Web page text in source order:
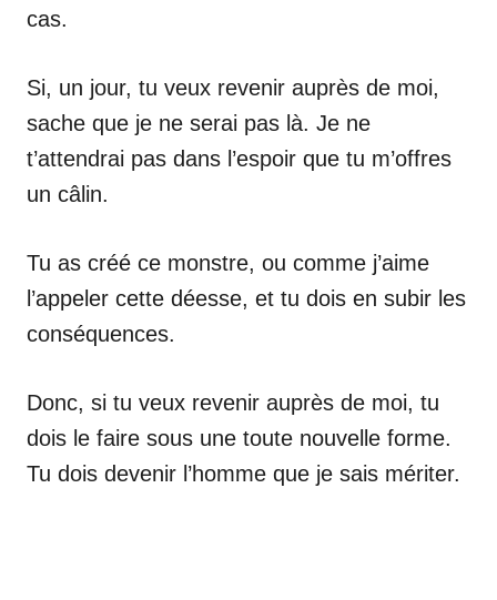
cas.
Si, un jour, tu veux revenir auprès de moi,
sache que je ne serai pas là. Je ne
t’attendrai pas dans l’espoir que tu m’offres
un câlin.
Tu as créé ce monstre, ou comme j’aime
l’appeler cette déesse, et tu dois en subir les
conséquences.
Donc, si tu veux revenir auprès de moi, tu
dois le faire sous une toute nouvelle forme.
Tu dois devenir l’homme que je sais mériter.